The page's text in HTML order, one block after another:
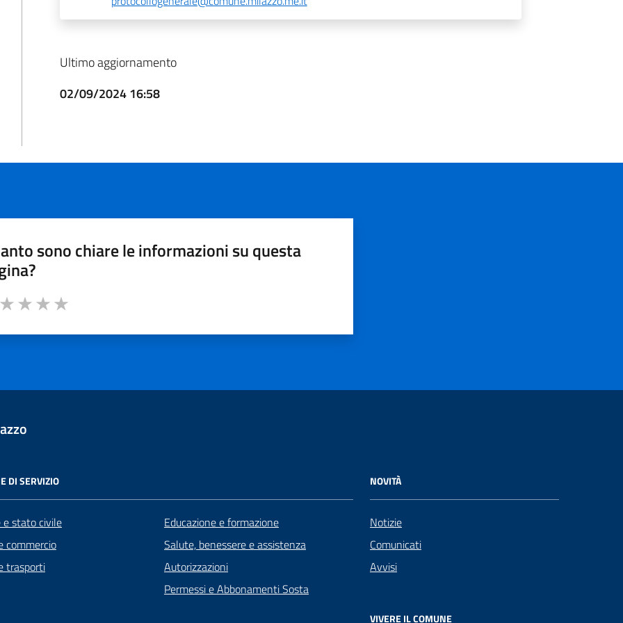
Ultimo aggiornamento
02/09/2024 16:58
sono chiare le informazioni su questa
da 1 a 5 stelle la pagina
DI SERVIZIO
e stato civile
commercio
trasporti
Educazione e formazione
Salute, benessere e assistenza
Autorizzazioni
Permessi e Abbonamenti Sosta
NOVITÀ
Notizie
Comunicati
Avvisi
VIVERE IL COMUNE